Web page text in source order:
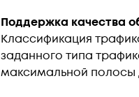
Поддержка качества
Классификация
заданного типа
максимальной полосы